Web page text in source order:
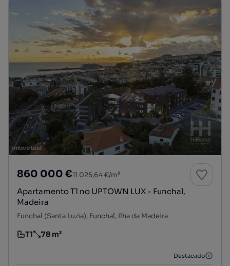
860 000 €11 025,64 €/m²
Apartamento T1 no UPTOWN LUX - Funchal,
Madeira
Funchal (Santa Luzia), Funchal, Ilha da Madeira
Tipologia
T1
Preço por metro quadrado
78 m²
Destacado